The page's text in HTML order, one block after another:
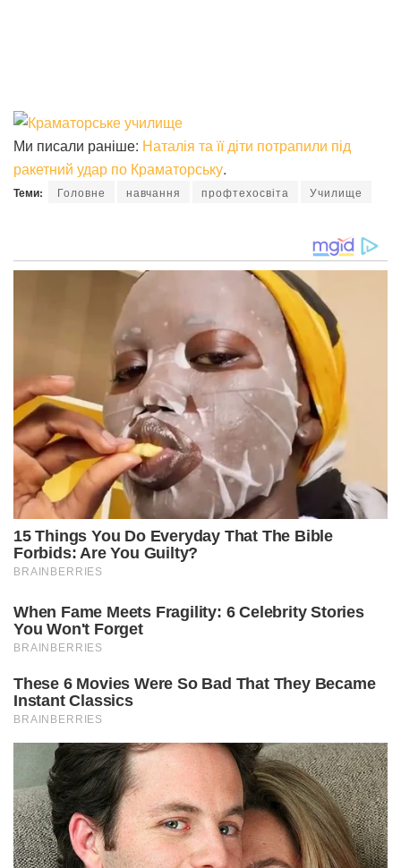
Ми писали раніше: Наталія та її діти потрапили під
ракетний удар по Краматорську.
Теми: Головне навчання профтехосвіта Училище